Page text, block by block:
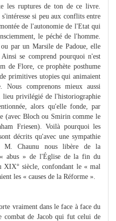
les ruptures de ton de ce livre.
si peu aux conflits entre
de l'autonomie de l'Etat qui
le péché de l'homme.
par un Marsile de Padoue, elle
se comprend pourquoi n'est
de Flore, ce prophète posthume
primitives utopies qui animaient
comprenons mieux aussi
lieu privilégié de l'historiographie
alors qu'elle fonde, par
(avec Bloch ou Smirin comme le
Friesen). Voilà pourquoi les
décrits qu'avec une sympathie
M. Chaunu nous libère de la
« abus » de l'Église de la fin du
XIX° siècle, confondant le « mal
les « causes de la Réforme ».
vraiment dans le face à face du
combat de Jacob qui fut celui de